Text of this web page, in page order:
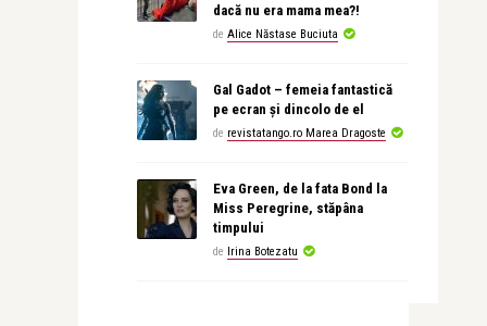
dacă nu era mama mea?!
de Alice Năstase Buciuta
Gal Gadot – femeia fantastică
pe ecran și dincolo de el
de revistatango.ro Marea Dragoste
Eva Green, de la fata Bond la
Miss Peregrine, stăpâna
timpului
de Irina Botezatu